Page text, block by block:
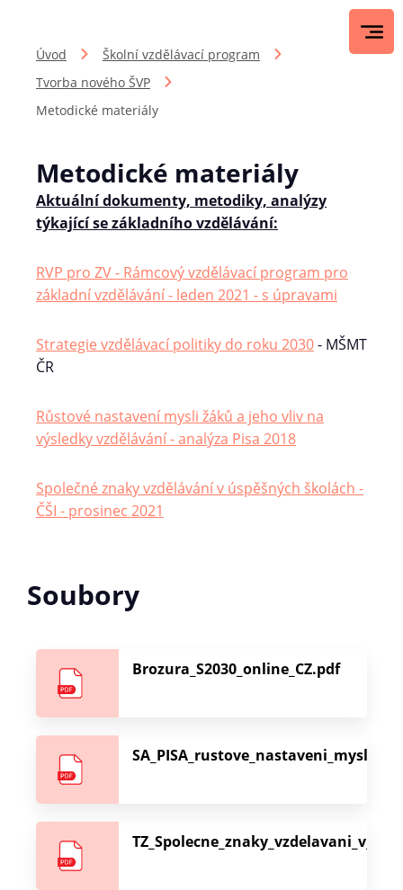
Úvod
Školní vzdělávací program
Tvorba nového ŠVP
Metodické materiály
Metodické materiály
Aktuální dokumenty, metodiky, analýzy
týkající se základního vzdělávání:
RVP pro ZV - Rámcový vzdělávací program pro
základní vzdělávání - leden 2021 - s úpravami
Strategie vzdělávací politiky do roku 2030- MŠMT
ČR
Růstové nastavení mysli žáků a jeho vliv na
výsledky vzdělávání - analýza Pisa 2018
Společné znaky vzdělávání v úspěšných školách -
ČŠI - prosinec 2021
Soubory
Brozura_S2030_online_CZ.pdf